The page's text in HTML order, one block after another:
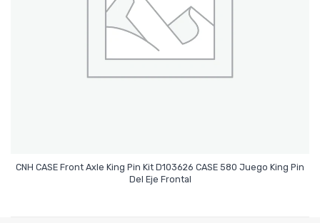
CNH CASE Front Axle King Pin Kit D103626 CASE 580 Juego King Pin
Del Eje Frontal
Leer Más